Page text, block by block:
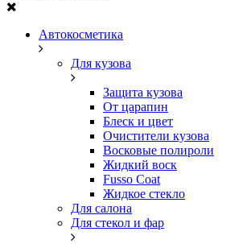
Автокосметика
Для кузова
Защита кузова
От царапин
Блеск и цвет
Очистители кузова
Восковые полироли
Жидкий воск
Fusso Coat
Жидкое стекло
Для салона
Для стекол и фар